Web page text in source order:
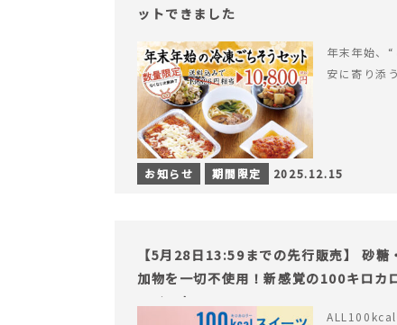
ットできました
年末年始、
安に寄り添
お知らせ 期間限定 2025.12.15
【5月28日13:59までの先行販売】 砂糖
加物を一切不使用！新感覚の100キロカ
ライフを。